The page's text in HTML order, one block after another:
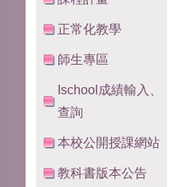
正常化教學
師生專區
Ischool成績輸入、
查詢
本校公開授課網站
教科書版本公告